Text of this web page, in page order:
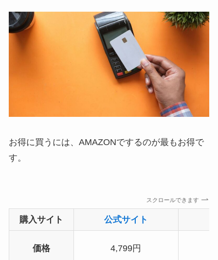
お得に買うには、AMAZONでするのが最もお得で
す。
スクロールできます
購入サイト 公式サイト
価格 4,799円